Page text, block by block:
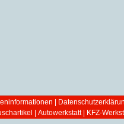
Autowerkstatt | KFZ-